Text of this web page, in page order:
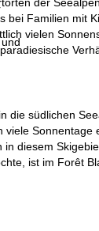
bei Familien mit
vielen
die südlichen
Sonnentage
diesem
ist im Forêt